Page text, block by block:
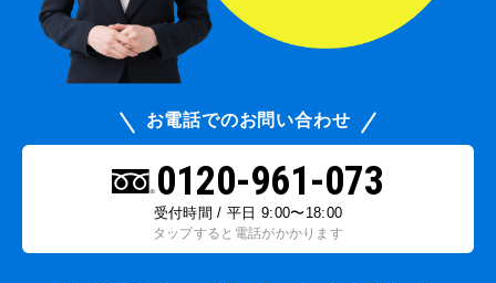
お電話でのお問い合わせ
0120-961-073
受付時間 / 平日 9:00〜18:00
タップすると電話がかかります